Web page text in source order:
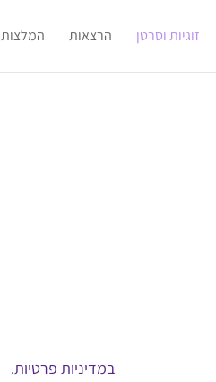
זוגיות וסרטן הרצאות המלצות
במדיניות פרטיות.